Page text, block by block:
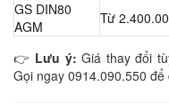
GS DIN80
AGM
Từ
👉 Lưu ý: Giá thay đổi
Gọi ngay 0914.090.550